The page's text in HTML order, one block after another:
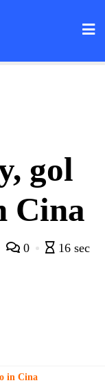
gol
Cina
0
16 sec
in Cina